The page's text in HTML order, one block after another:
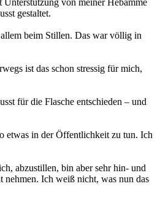
von meiner Hebamme
gestaltet.
beim Stillen. Das war völlig in
ist das schon stressig für mich,
für die Flasche entschieden – und
etwas in der Öffentlichkeit zu tun. Ich
abzustillen, bin aber sehr hin- und
nehmen. Ich weiß nicht, was nun das